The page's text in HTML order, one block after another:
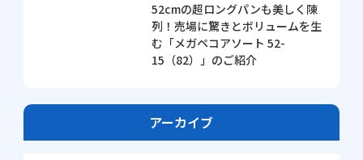
52cmの超ロングパンも美しく陳
列！売場に驚きとボリュームを生
む「メガペコアソート 52-
15（82）」のご紹介
アーカイブ